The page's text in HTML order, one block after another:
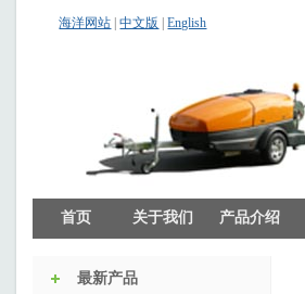
海洋网站 |中文版 |English
首页 关于我们 产品介绍
最新产品